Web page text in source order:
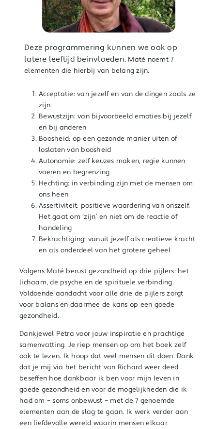
Deze programmering kunnen we ook op
latere leeftijd beinvloeden. Maté noemt 7
elementen die hierbij van belang zijn.
Acceptatie: van jezelf en van de dingen zoals ze
zijn
Bewustzijn: van bijvoorbeeld emoties bij jezelf
en bij anderen
Boosheid: op een gezonde manier uiten of
loslaten van boosheid
Autonomie: zelf keuzes maken, regie kunnen
voeren en begrenzing
Hechting: in verbinding zijn met de mensen om
ons heen
Assertiviteit: positieve waardering van onszelf.
Het gaat om ‘zijn’ en niet om de reactie of
handeling
Bekrachtiging: vanuit jezelf als creatieve kracht
en als onderdeel van het grotere geheel
Volgens Maté berust gezondheid op drie pijlers: het
lichaam, de psyche en de spirituele verbinding.
Voldoende aandacht voor alle drie de pijlers zorgt
voor balans en daarmee de kans op een goede
gezondheid.
Dankjewel Petra voor jouw inspiratie en prachtige
samenvatting. Je riep mensen op om het boek zelf
ook te lezen. Ik hoop dat veel mensen dit doen. Dank
dat je mij via het bericht van Richard weer deed
beseffen hoe dankbaar ik ben voor mijn leven in
goede gezondheid en voor de mogelijkheden die ik
had om – soms onbewust – met de 7 genoemde
elementen aan de slag te gaan. Ik werk verder aan
een liefdevolle wereld waarin mensen elkaar